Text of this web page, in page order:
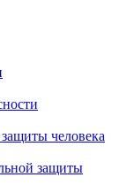
человека
защиты